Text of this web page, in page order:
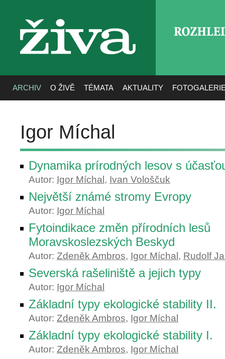
živa
ARCHIV O ŽIVĚ TÉMATA AKTUALITY
Igor Míchal
Dynamika prírodných lesov s
Autor: Igor Míchal , Ivan Vološčuk
Největší známé stromy Evropy
Autor: Igor Míchal
Fytoindikace změn přírodních lesů
Moravskoslezských Beskyd
Autor: Zdeněk Ambros, Igor Míchal , Rudolf
Severská rašeliniště a jejich typy
Autor: Igor Míchal
Základní typy ekologické stability II.
Autor: Zdeněk Ambros, Igor Míchal
Základní typy ekologické stability I.
Autor: Zdeněk Ambros, Igor Míchal